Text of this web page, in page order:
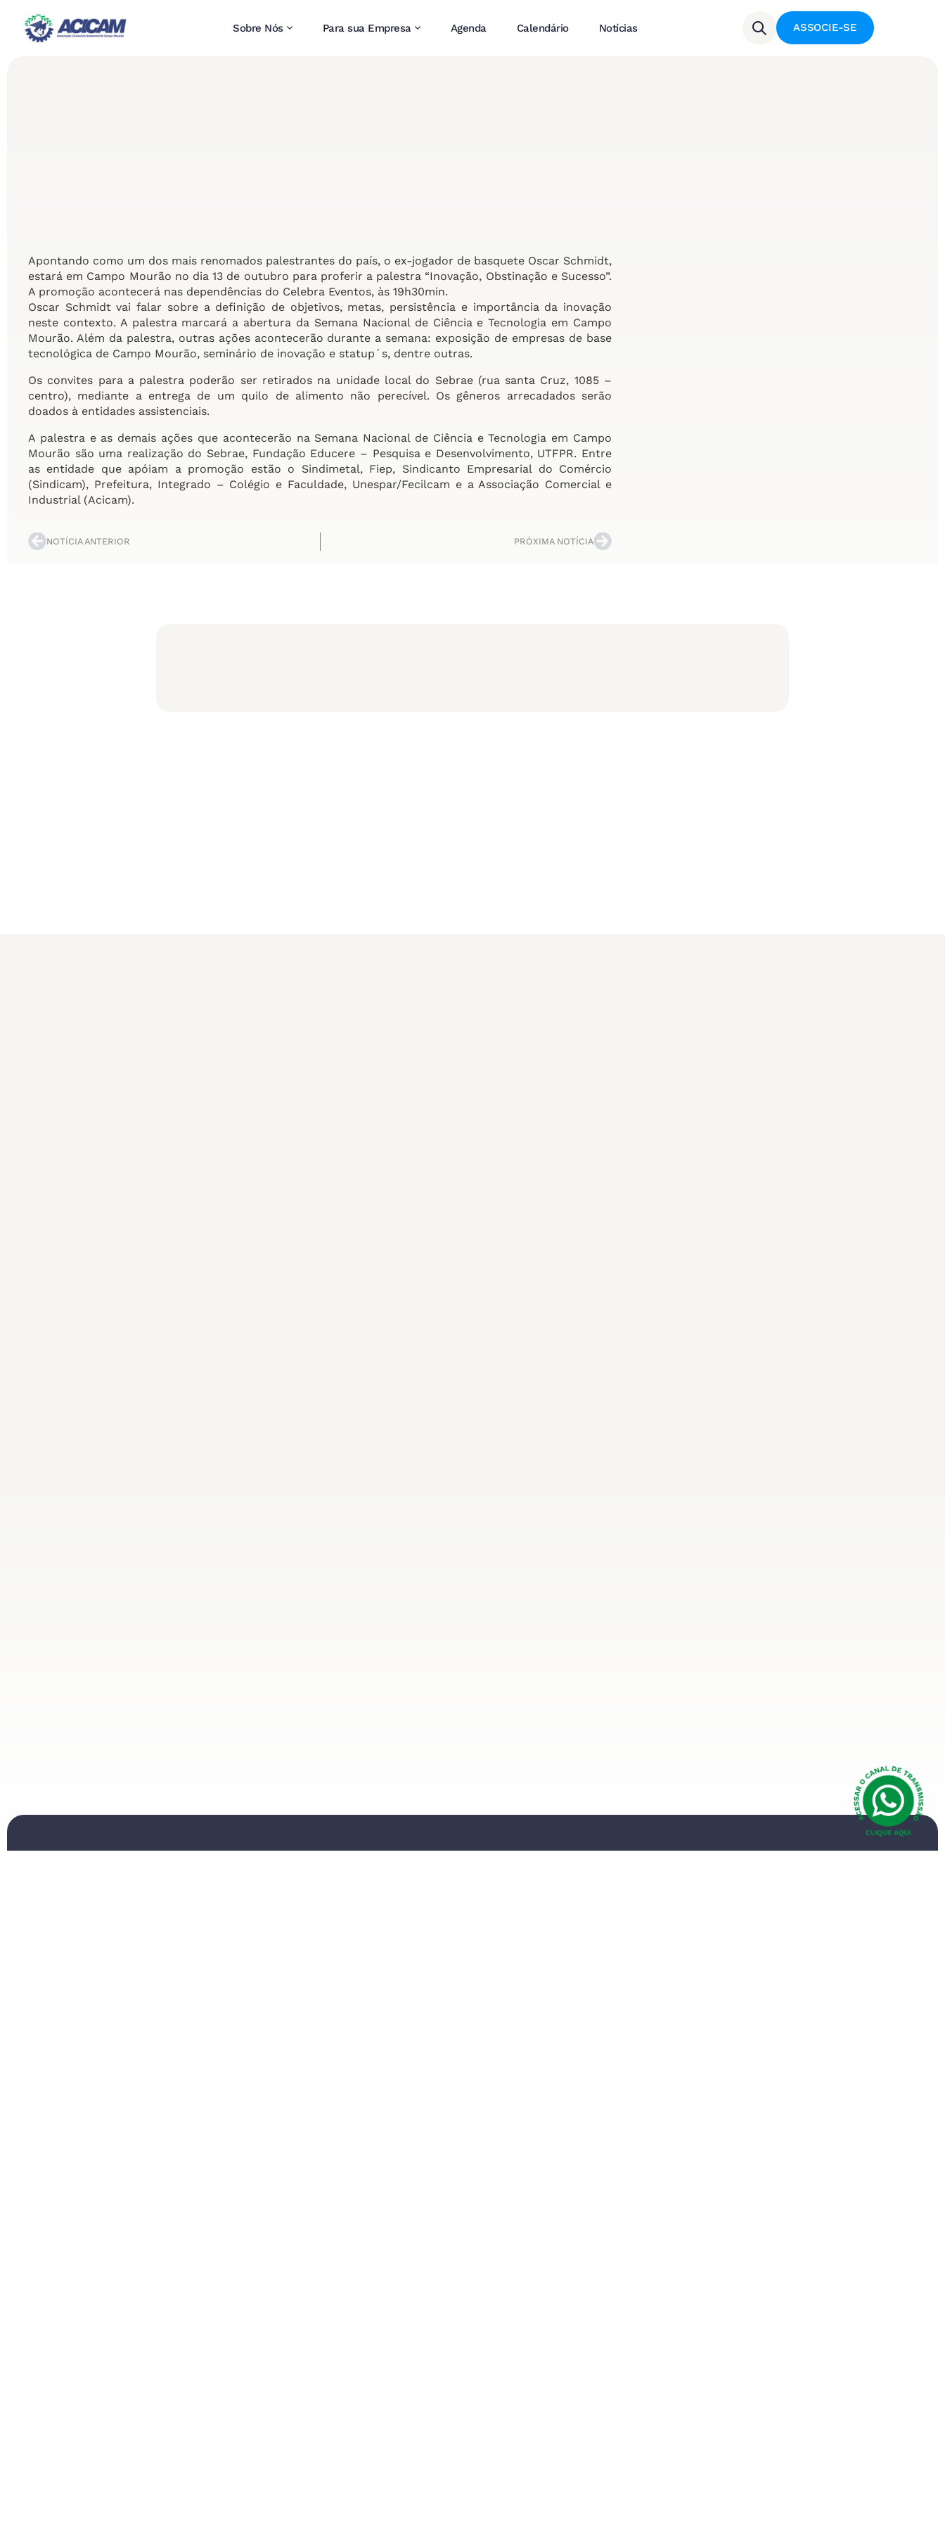
Sobre Nós Para sua Empresa Agenda Calendário Notícias ASSOCIE-SE
Apontando como um dos mais renomados palestrantes do país, o ex-jogador de basquete Oscar Schmidt,
estará em Campo Mourão no dia 13 de outubro para proferir a palestra “Inovação, Obstinação e Sucesso”.
A promoção acontecerá nas dependências do Celebra Eventos, às 19h30min.
Oscar Schmidt vai falar sobre a definição de objetivos, metas, persistência e importância da inovação
neste contexto. A palestra marcará a abertura da Semana Nacional de Ciência e Tecnologia em Campo
Mourão. Além da palestra, outras ações acontecerão durante a semana: exposição de empresas de base
tecnológica de Campo Mourão, seminário de inovação e statup´s, dentre outras.
Os convites para a palestra poderão ser retirados na unidade local do Sebrae (rua santa Cruz, 1085 –
centro), mediante a entrega de um quilo de alimento não perecível. Os gêneros arrecadados serão
doados à entidades assistenciais.
A palestra e as demais ações que acontecerão na Semana Nacional de Ciência e Tecnologia em Campo
Mourão são uma realização do Sebrae, Fundação Educere – Pesquisa e Desenvolvimento, UTFPR. Entre
as entidade que apóiam a promoção estão o Sindimetal, Fiep, Sindicanto Empresarial do Comércio
(Sindicam), Prefeitura, Integrado – Colégio e Faculdade, Unespar/Fecilcam e a Associação Comercial e
Industrial (Acicam).
NOTÍCIA ANTERIOR PRÓXIMA NOTÍCIA